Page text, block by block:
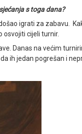
s toga dana?
igrati za zabavu.
osvojiti cijeli turnir.
Danas na većim
ih jedan pogrešan i